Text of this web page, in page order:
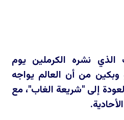
الذي نشره الكرملين يوم
من أن العالم يواجه
إلى "شريعة الغاب"، مع